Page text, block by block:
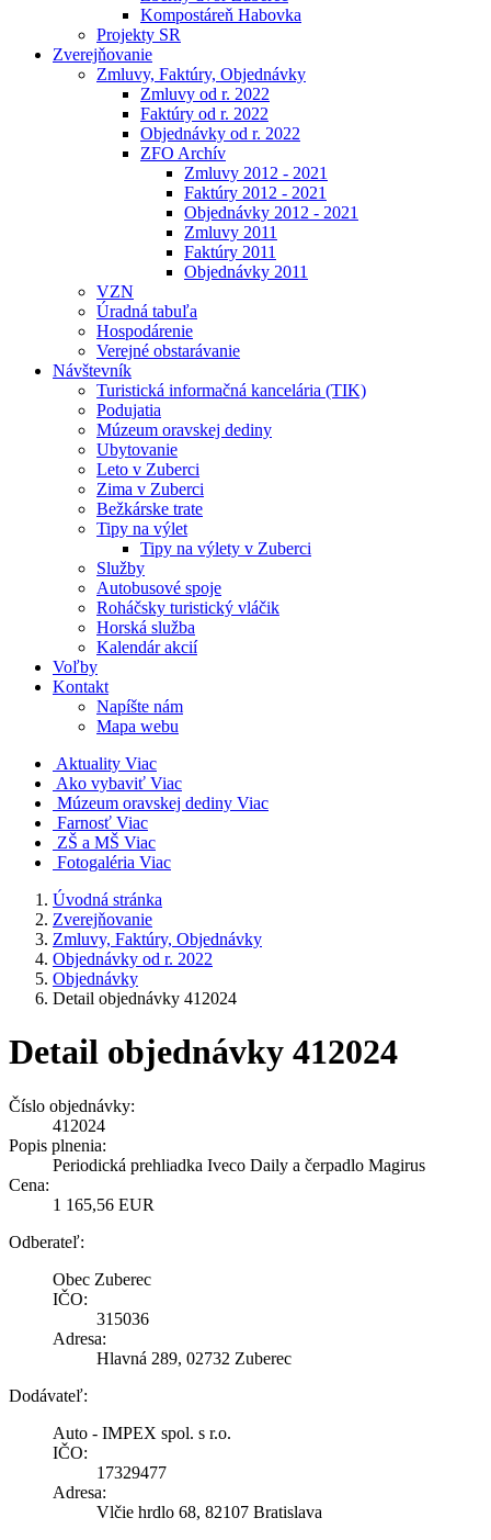
Kompostáreň Habovka
Projekty SR
Zverejňovanie
Zmluvy, Faktúry, Objednávky
Zmluvy od r. 2022
Faktúry od r. 2022
Objednávky od r. 2022
ZFO Archív
Zmluvy 2012 - 2021
Faktúry 2012 - 2021
Objednávky 2012 - 2021
Zmluvy 2011
Faktúry 2011
Objednávky 2011
VZN
Úradná tabuľa
Hospodárenie
Verejné obstarávanie
Návštevník
Turistická informačná kancelária (TIK)
Podujatia
Múzeum oravskej dediny
Ubytovanie
Leto v Zuberci
Zima v Zuberci
Bežkárske trate
Tipy na výlet
Tipy na výlety v Zuberci
Služby
Autobusové spoje
Roháčsky turistický vláčik
Horská služba
Kalendár akcií
Voľby
Kontakt
Napíšte nám
Mapa webu
Aktuality Viac
Ako vybaviť Viac
Múzeum oravskej dediny Viac
Farnosť Viac
ZŠ a MŠ Viac
Fotogaléria Viac
Úvodná stránka
Zverejňovanie
Zmluvy, Faktúry, Objednávky
Objednávky od r. 2022
Objednávky
Detail objednávky 412024
Detail objednávky 412024
Číslo objednávky:
412024
Popis plnenia:
Periodická prehliadka Iveco Daily a čerpadlo Magirus
Cena:
1 165,56 EUR
Odberateľ:
Obec Zuberec
IČO:
315036
Adresa:
Hlavná 289, 02732 Zuberec
Dodávateľ:
Auto - IMPEX spol. s r.o.
IČO:
17329477
Adresa:
Vlčie hrdlo 68, 82107 Bratislava